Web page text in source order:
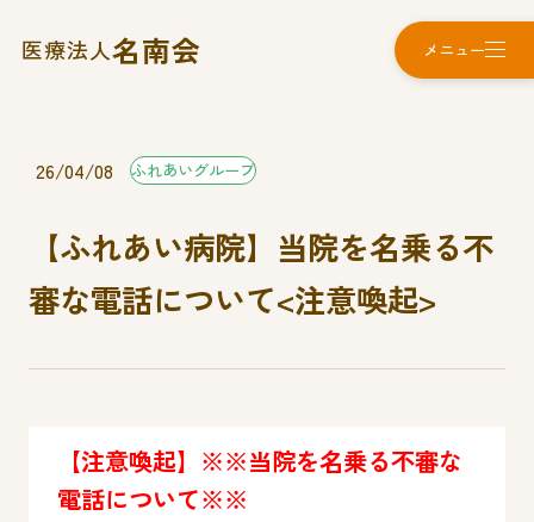
医療法人名南会 メニュー
26/04/08 ふれあいグループ
【ふれあい病院】当院を名乗る不
審な電話について<注意喚起>
【注意喚起】※※当院を名乗る不審な
電話について※※